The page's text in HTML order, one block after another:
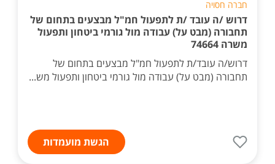
חברה חסויה
דרוש /ה עובד /ת לתפעול חמ"ל מבצעים בתחום של
תחבורה (מבט על) עבודה מול גורמי ביטחון ותפעול
משרה 74664
דרוש/ה עובד/ת לתפעול חמ"ל מבצעים בתחום של
תחבורה (מבט על) עבודה מול גורמי ביטחון ותפעול מש...
הגשת מועמדות